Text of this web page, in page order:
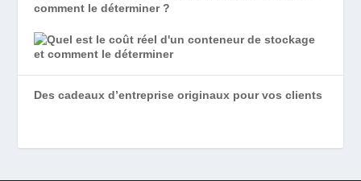
comment le déterminer ?
Des cadeaux d’entreprise originaux pour vos clients